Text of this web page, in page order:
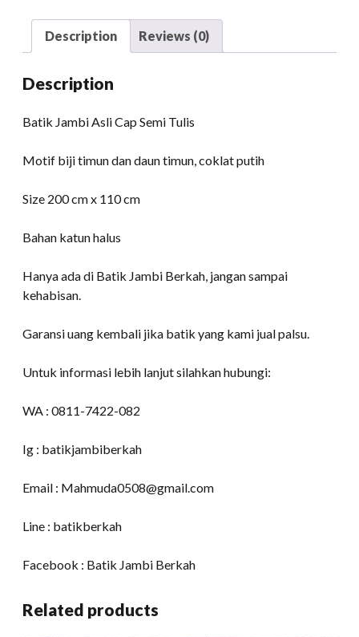
Description Reviews (0)
Description
Batik Jambi Asli Cap Semi Tulis
Motif biji timun dan daun timun, coklat putih
Size 200 cm x 110 cm
Bahan katun halus
Hanya ada di Batik Jambi Berkah, jangan sampai
kehabisan.
Garansi uang kembali jika batik yang kami jual palsu.
Untuk informasi lebih lanjut silahkan hubungi:
WA : 0811-7422-082
Ig : batikjambiberkah
Email : Mahmuda0508@gmail.com
Line : batikberkah
Facebook : Batik Jambi Berkah
Related products